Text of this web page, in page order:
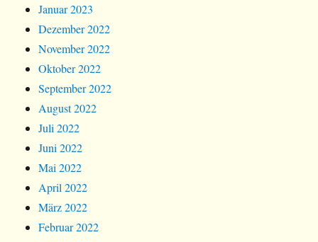
Januar 2023
Dezember 2022
November 2022
Oktober 2022
September 2022
August 2022
Juli 2022
Juni 2022
Mai 2022
April 2022
März 2022
Februar 2022